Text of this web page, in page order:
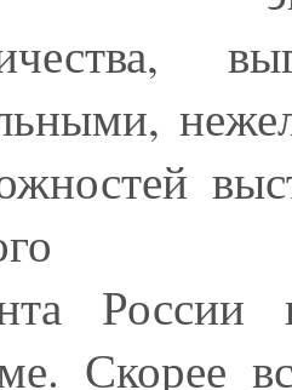
России
Скорее